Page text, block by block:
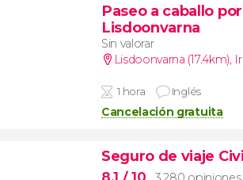
Paseo a caballo por
Lisdoonvarna
Sin valorar
Lisdoonvarna (17.4km),
1 hora Inglés
Cancelación gratuita
Seguro de viaje
8,1 / 10